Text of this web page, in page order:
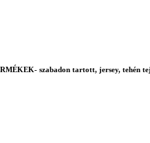
szabadon tartott, jersey, tehén